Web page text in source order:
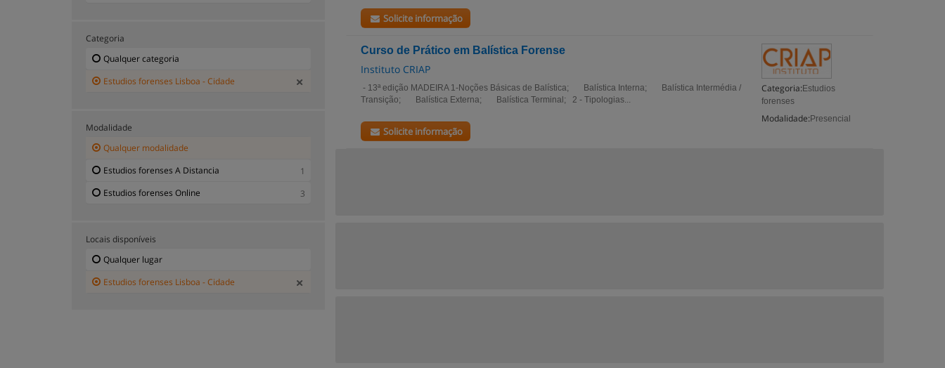
Solicite informação
Curso de Prático em Balística Forense
Instituto CRIAP
Categoria: Estudios
forenses
Modalidade: Presencial
- 13ª edição MADEIRA 1-Noções Básicas de Balística; Balística Interna; Balística Intermédia /
Transição; Balística Externa; Balística Terminal; 2 - Tipologias...
Solicite informação
Categoria
Qualquer categoria
Estudios forenses Lisboa - Cidade
Modalidade
Qualquer modalidade
Estudios forenses A Distancia
1
Estudios forenses Online
3
Locais disponíveis
Qualquer lugar
Estudios forenses Lisboa - Cidade